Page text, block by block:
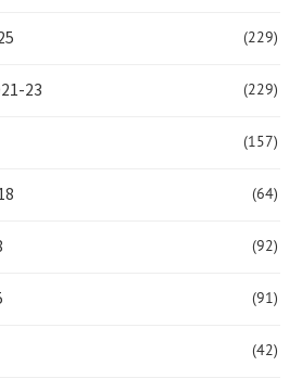
(229)
23 (229)
(157)
(64)
(92)
(91)
(42)